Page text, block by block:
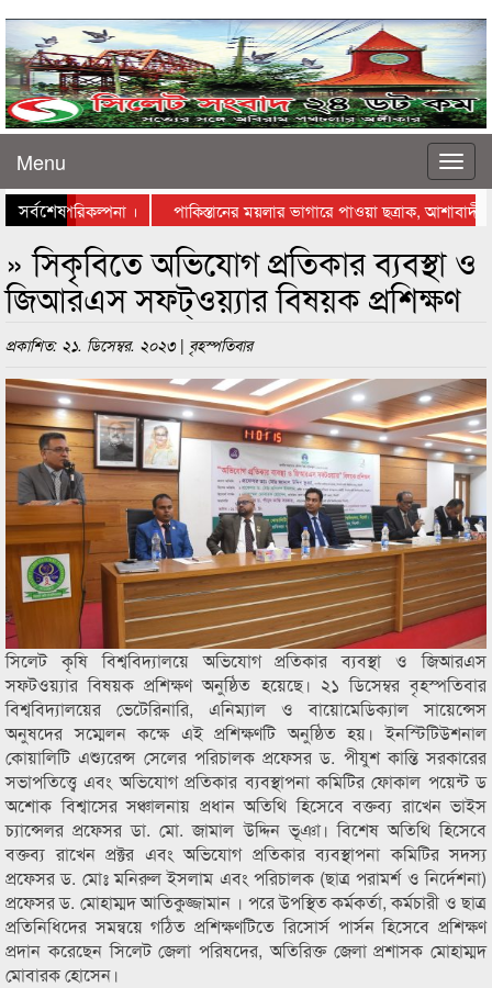
Menu
সর্বশেষপরিকল্পনা ।
পাকিস্তানের ময়লার ভাগারে পাওয়া ছত্রাক, আশাবাদী
নামলেন ব্যবসায়ীরা
» সিকৃবিতে অভিযোগ প্রতিকার ব্যবস্থা ও
জিআরএস সফট্ওয়্যার বিষয়ক প্রশিক্ষণ
প্রকাশিত: ২১. ডিসেম্বর. ২০২৩ | বৃহস্পতিবার
সিলেট কৃষি বিশ্ববিদ্যালয়ে অভিযোগ প্রতিকার ব্যবস্থা ও জিআরএস
সফ্টওয়্যার বিষয়ক প্রশিক্ষণ অনুষ্ঠিত হয়েছে। ২১ ডিসেম্বর বৃহস্পতিবার
বিশ্ববিদ্যালয়ের ভেটেরিনারি, এনিম্যাল ও বায়োমেডিক্যাল সায়েন্সেস
অনুষদের সম্মেলন কক্ষে এই প্রশিক্ষণটি অনুষ্ঠিত হয়। ইনস্টিটিউশনাল
কোয়ালিটি এশ্যুরেন্স সেলের পরিচালক প্রফেসর ড. পীযুশ কান্তি সরকারের
সভাপতিত্ত্বে এবং অভিযোগ প্রতিকার ব্যবস্থাপনা কমিটির ফোকাল পয়েন্ট ড
অশোক বিশ্বাসের সঞ্চালনায় প্রধান অতিথি হিসেবে বক্তব্য রাখেন ভাইস
চ্যান্সেলর প্রফেসর ডা. মো. জামাল উদ্দিন ভূঞা। বিশেষ অতিথি হিসেবে
বক্তব্য রাখেন প্রক্টর এবং অভিযোগ প্রতিকার ব্যবস্থাপনা কমিটির সদস্য
প্রফেসর ড. মোঃ মনিরুল ইসলাম এবং পরিচালক (ছাত্র পরামর্শ ও নির্দেশনা)
প্রফেসর ড. মোহাম্মদ আতিকুজ্জামান । পরে উপস্থিত কর্মকর্তা, কর্মচারী ও ছাত্র
প্রতিনিধিদের সমন্বয়ে গঠিত প্রশিক্ষণটিতে রিসোর্স পার্সন হিসেবে প্রশিক্ষণ
প্রদান করেছেন সিলেট জেলা পরিষদের, অতিরিক্ত জেলা প্রশাসক মোহাম্মদ
মোবারক হোসেন।